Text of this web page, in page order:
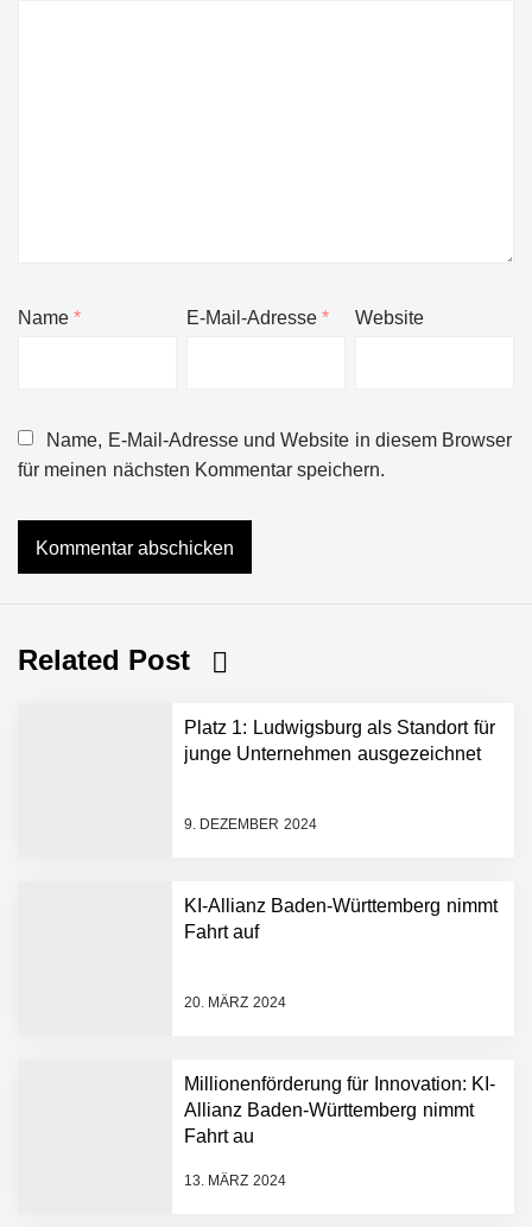
Name* E-Mail-Adresse* Website
Name, E-Mail-Adresse und Website in diesem Browser
für meinen nächsten Kommentar speichern.
Related Post
Platz 1: Ludwigsburg als Standort für
junge Unternehmen ausgezeichnet
9. DEZEMBER 2024
KI-Allianz Baden-Württemberg nimmt
Fahrt auf
20. MÄRZ 2024
Millionenförderung für Innovation: KI-
Allianz Baden-Württemberg nimmt
Fahrt au
13. MÄRZ 2024
NEURA Robotics gibt
Dollar bekannt, um den
Plattform zu beschleunigen
NEURA Robotics und
Amazon Web Services
starten strategische
AI breit auszurollen